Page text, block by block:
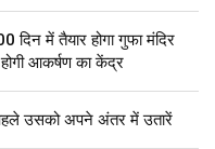
दिन में तैयार होगा गुफा मंदिर
आकर्षण का केंद्र
उसको अपने अंतर में उतारें